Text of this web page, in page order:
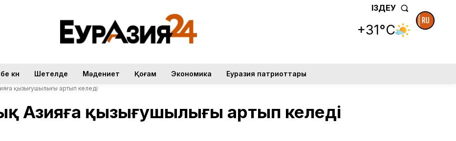
ІЗДЕУ
+31°C
күн Шетелде Мәдениет Қоғам Экономика Еуразия патриоттары
қызығушылығы артып келеді
Азияға қызығушылығы артып келеді